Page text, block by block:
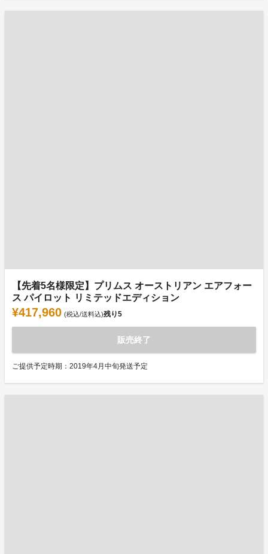
【先着5名様限定】プリムス オーストリアン エアフォー
ス パイロット リミテッドエディション
¥417,960 (税込/送料込)残り5
販売終了
ご提供予定時期：2019年4月中旬発送予定